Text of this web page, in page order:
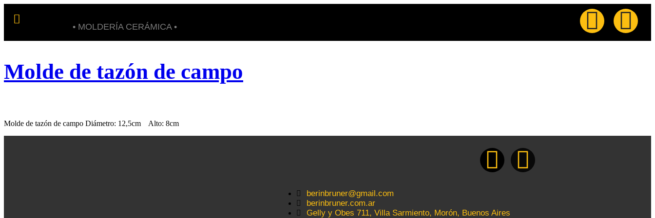
• MOLDERÍA CERÁMICA •
Molde de tazón de campo
Molde de tazón de campo Diámetro: 12,5cm Alto: 8cm
berinbruner@gmail.com
berinbruner.com.ar
Gelly y Obes 711, Villa Sarmiento, Morón, Buenos Aires